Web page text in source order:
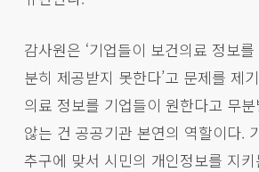
감사원은 ‘기업들이 보건의료 정보
분히 제공받지 못한다’고 문제를 제
의료 정보를 기업들이 원한다고 무
않는 건 공공기관 본연의 역할이다.
추구에 맞서 시민의 개인정보를 지